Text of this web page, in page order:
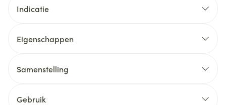
Indicatie
Eigenschappen
Samenstelling
Gebruik